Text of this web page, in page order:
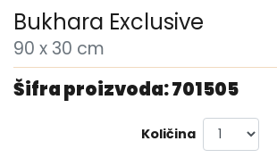
Bukhara Exclusive
90 x 30 cm
Šifra proizvoda: 701505
Količina